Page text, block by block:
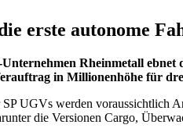
erste autonome
Rheinmetall
in Millionenhöhe für
UGVs werden voraussichtlich
die Versionen Cargo,